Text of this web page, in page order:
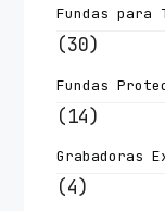
Fundas para
(30)
Fundas
(14)
Grabadoras
(4)